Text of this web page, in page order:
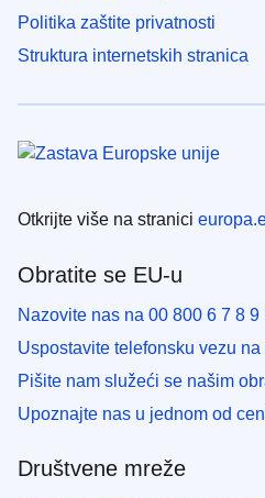
Politika zaštite privatnosti
Struktura internetskih stranica
Otkrijte više na stranici
Obratite se EU-u
Nazovite nas na 00 800 6 7 8 9
Uspostavite telefonsku vezu
Pišite nam služeći se našim
Upoznajte nas u jednom od
Društvene mreže